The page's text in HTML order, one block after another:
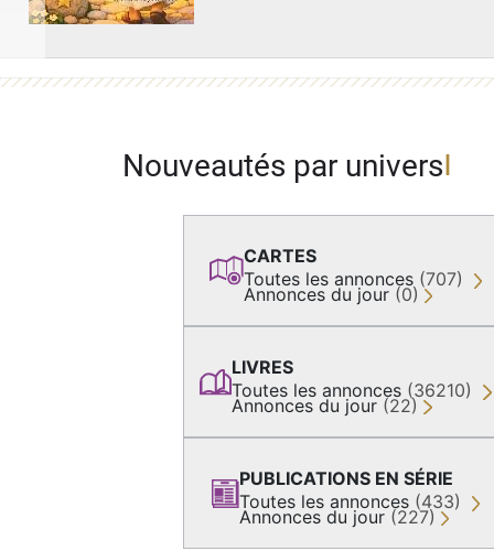
Nouveautés par univers
CARTES
Toutes les annonces (707)
Annonces du jour (0)
LIVRES
Toutes les annonces (36210)
Annonces du jour (22)
PUBLICATIONS EN SÉRIE
Toutes les annonces (433)
Annonces du jour (227)